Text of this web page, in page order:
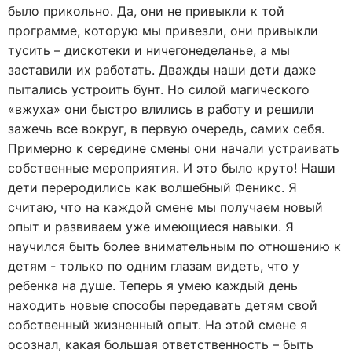
было прикольно. Да, они не привыкли к той
программе, которую мы привезли, они привыкли
тусить – дискотеки и ничегонеделанье, а мы
заставили их работать. Дважды наши дети даже
пытались устроить бунт. Но силой магического
«вжуха» они быстро влились в работу и решили
зажечь все вокруг, в первую очередь, самих себя.
Примерно к середине смены они начали устраивать
собственные мероприятия. И это было круто! Наши
дети переродились как волшебный Феникс. Я
считаю, что на каждой смене мы получаем новый
опыт и развиваем уже имеющиеся навыки. Я
научился быть более внимательным по отношению к
детям - только по одним глазам видеть, что у
ребенка на душе. Теперь я умею каждый день
находить новые способы передавать детям свой
собственный жизненный опыт. На этой смене я
осознал, какая большая ответственность – быть